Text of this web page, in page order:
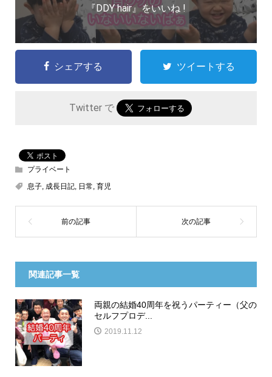
『DDY hair』をいいね !
シェアする ツイートする
Twitter で
プライベート
息子, 成長日記, 日常 育児
関連記事一覧
両親の結婚40周年を祝うパーティー（父の
セルフプロデ...
2019.11.12